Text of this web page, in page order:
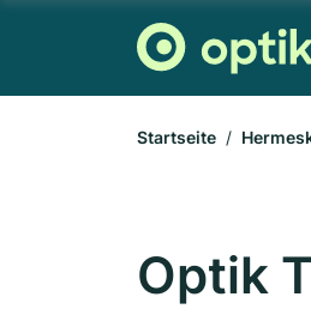
Startseite
Optik